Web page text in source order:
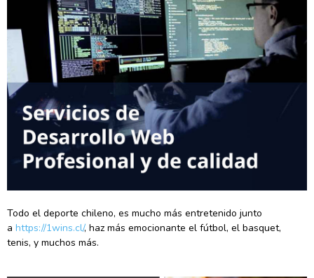
Todo el deporte chileno, es mucho más entretenido junto
a https://1wins.cl/, haz más emocionante el fútbol, el basquet,
tenis, y muchos más.